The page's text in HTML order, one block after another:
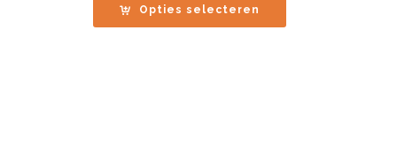
Opties selecteren